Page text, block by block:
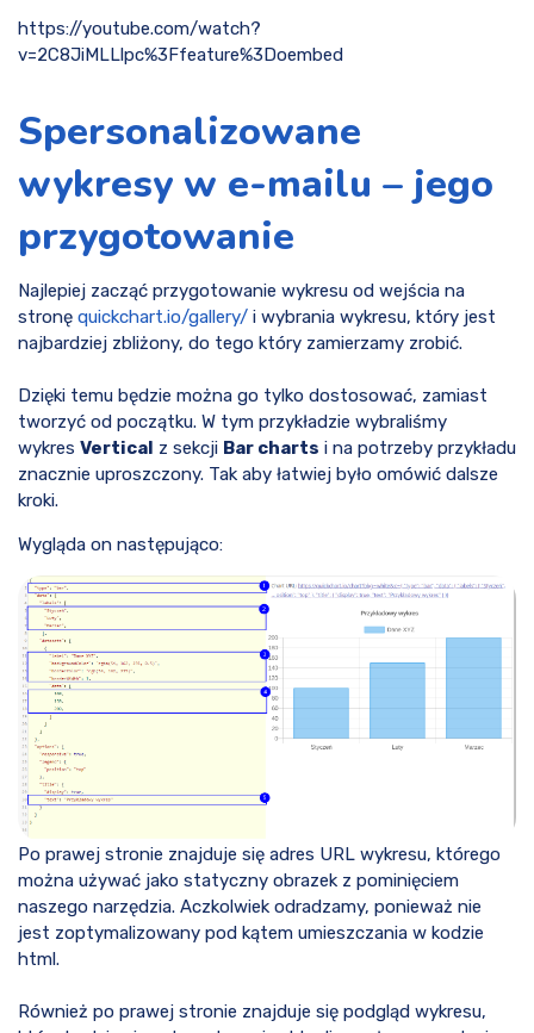
https://youtube.com/watch?
v=2C8JiMLLlpc%3Ffeature%3Doembed
Spersonalizowane
wykresy w e-mailu – jego
przygotowanie
Najlepiej zacząć przygotowanie wykresu od wejścia na
stronę quickchart.io/gallery/ i wybrania wykresu, który jest
najbardziej zbliżony, do tego który zamierzamy zrobić.
Dzięki temu będzie można go tylko dostosować, zamiast
tworzyć od początku. W tym przykładzie wybraliśmy
wykres Vertical z sekcji Bar charts i na potrzeby przykładu
znacznie uproszczony. Tak aby łatwiej było omówić dalsze
kroki.
Wygląda on następująco:
Po prawej stronie znajduje się adres URL wykresu, którego
można używać jako statyczny obrazek z pominięciem
naszego narzędzia. Aczkolwiek odradzamy, ponieważ nie
jest zoptymalizowany pod kątem umieszczania w kodzie
html.
Również po prawej stronie znajduje się podgląd wykresu,